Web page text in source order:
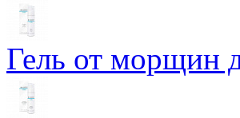
Гель от морщин